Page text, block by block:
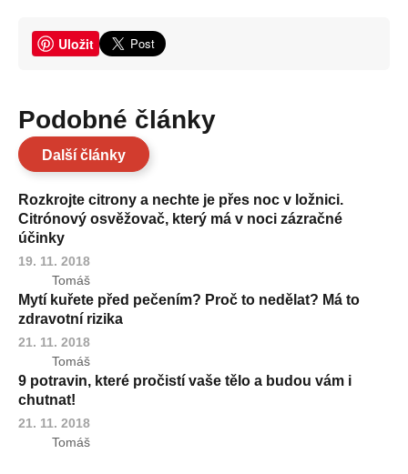
Uložit
Podobné články
Další články
Rozkrojte citrony a nechte je přes noc v ložnici.
Citrónový osvěžovač, který má v noci zázračné
účinky
19. 11. 2018
Tomáš
Mytí kuřete před pečením? Proč to nedělat? Má to
zdravotní rizika
21. 11. 2018
Tomáš
9 potravin, které pročistí vaše tělo a budou vám i
chutnat!
21. 11. 2018
Tomáš